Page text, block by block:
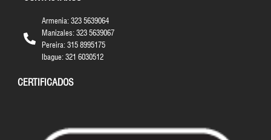
Armenia: 323 5639064
Manizales: 323 5639067
Pereira: 315 8995175
Ibague: 321 6030512
CERTIFICADOS